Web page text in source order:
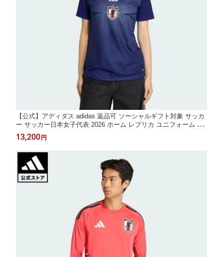
【公式】アディダス adidas 返品可 ソーシャルギフト対象 サッカ
ー サッカー日本女子代表 2026 ホーム レプリカ ユニフォーム パ
フォーマンス レディース ウェア・服 ユニフォーム 青 ブルー JZ9
684
13,200円